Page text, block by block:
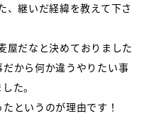
、継いだ経緯を教えて下さ
屋だなと決めておりました
から何か違うやりたい事
た。
というのが理由です！